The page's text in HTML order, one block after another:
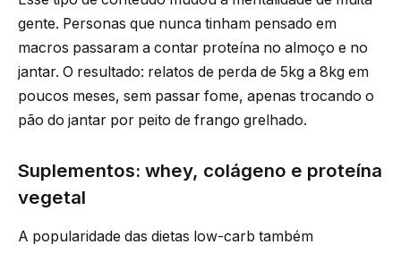
gente. Personas que nunca tinham pensado em
macros passaram a contar proteína no almoço e no
jantar. O resultado: relatos de perda de 5kg a 8kg em
poucos meses, sem passar fome, apenas trocando o
pão do jantar por peito de frango grelhado.
Suplementos: whey, colágeno e proteína
vegetal
A popularidade das dietas low-carb também